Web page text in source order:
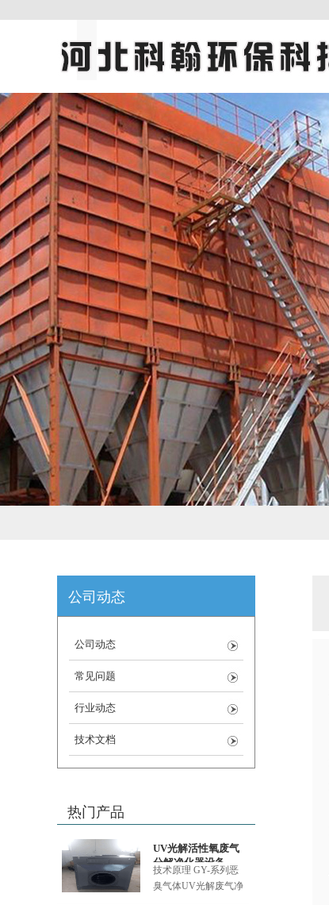
公司动态
公司动态
常见问题
行业动态
技术文档
热门产品
UV光解活性氧废气
分解净化器设备
技术原理 GY-系列恶
臭气体UV光解废气净